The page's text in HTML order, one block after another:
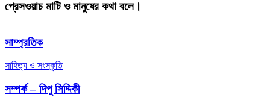
প্রেসওয়াচ মাটি ও মানুষের কথা বলে।
সাম্প্রতিক
সাহিত্য ও সংস্কৃতি
সম্পর্ক – দিপু সিদ্দিকী